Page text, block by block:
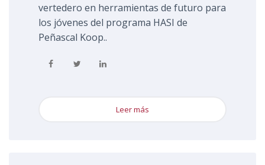
vertedero en herramientas de futuro para
los jóvenes del programa HASI de
Peñascal Koop..
Leer más